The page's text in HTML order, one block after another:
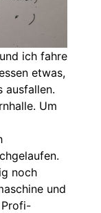
ich fahre
etwas,
ausfallen.
Um
noch
und